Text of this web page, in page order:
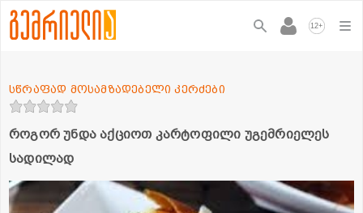
12+
როგორ უნდა აქციოთ კარტოფილი უგემრიელეს
სადილად
სწრაფად მოსამზადებელი კერძები